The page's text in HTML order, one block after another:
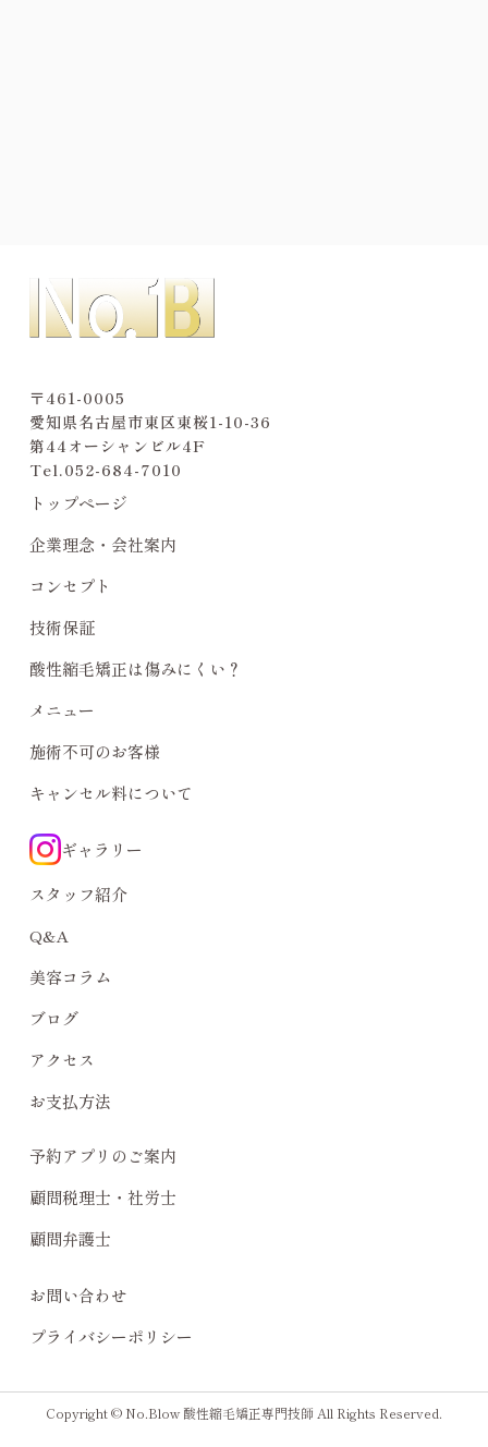
〒461-0005
愛知県名古屋市東区東桜1-10-36
第44オーシャンビル4F
Tel.052-684-7010
トップページ
企業理念・会社案内
コンセプト
技術保証
酸性縮毛矯正は傷みにくい？
メニュー
施術不可のお客様
キャンセル料について
ギャラリー
スタッフ紹介
Q&A
美容コラム
ブログ
アクセス
お支払方法
予約アプリのご案内
顧問税理士・社労士
顧問弁護士
お問い合わせ
プライバシーポリシー
Copyright © No.Blow 酸性縮毛矯正専門技師 All Rights Reserved.